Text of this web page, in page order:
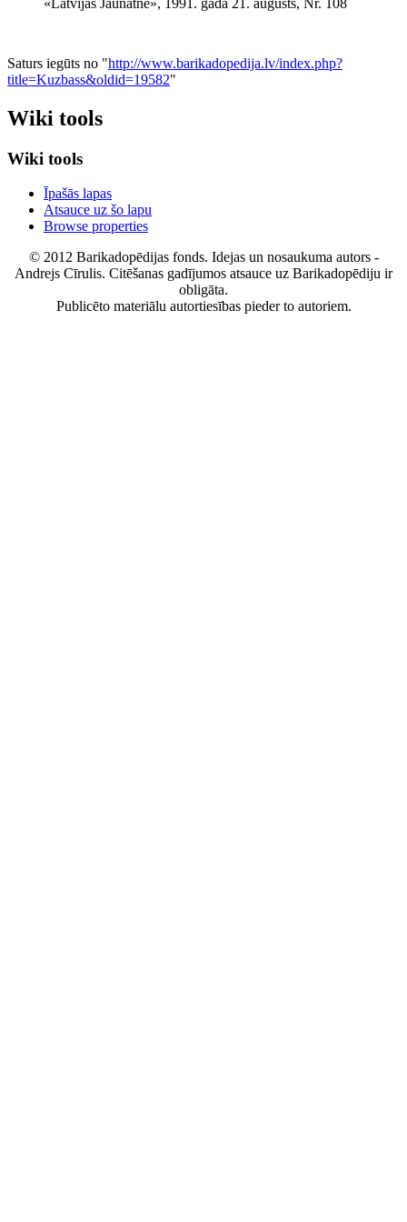
Saturs iegūts no "http://www.barikadopedija.lv/index.php?
title=Kuzbass&oldid=19582"
Wiki tools
Wiki tools
Īpašās lapas
Atsauce uz šo lapu
Browse properties
© 2012 Barikadopēdijas fonds. Idejas un nosaukuma autors -
Andrejs Cīrulis. Citēšanas gadījumos atsauce uz Barikadopēdiju ir
obligāta.
Publicēto materiālu autortiesības pieder to autoriem.